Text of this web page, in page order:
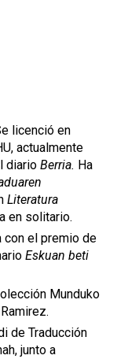
licenció en
actualmente
diario Berria. Ha
Literatura
en solitario.
con el premio de
Eskuan beti
Munduko
de Traducción
junto a